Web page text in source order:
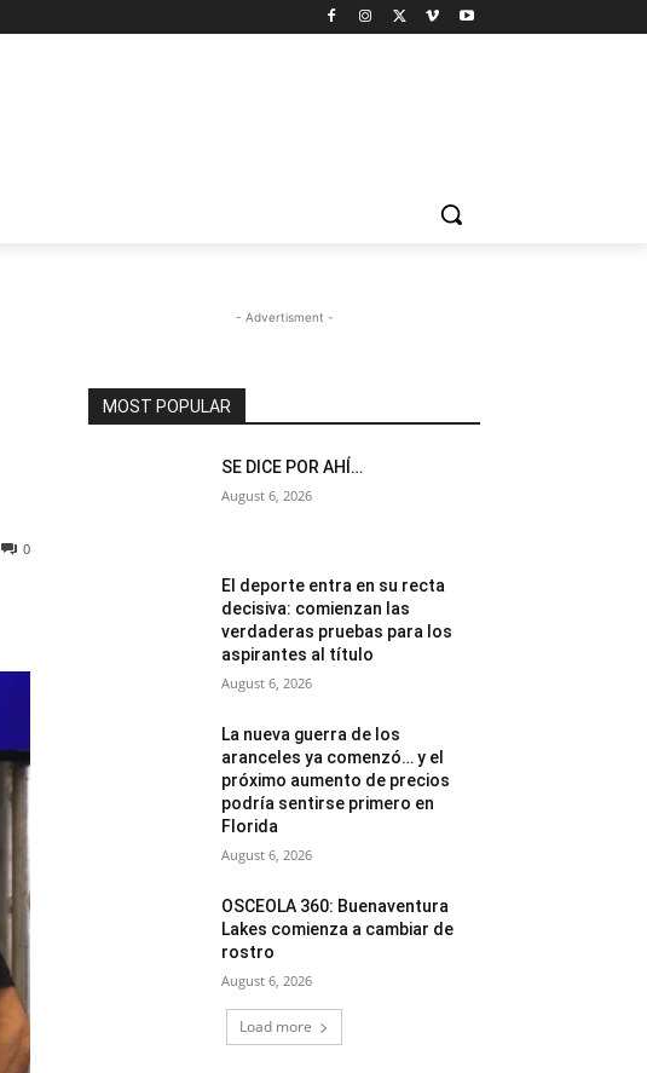
0
- Advertisment -
MOST POPULAR
SE DICE POR AHÍ…
August 6, 2026
El deporte entra en su recta
decisiva: comienzan las
verdaderas pruebas para los
aspirantes al título
August 6, 2026
La nueva guerra de los
aranceles ya comenzó… y el
próximo aumento de precios
podría sentirse primero en
Florida
August 6, 2026
OSCEOLA 360: Buenaventura
Lakes comienza a cambiar de
rostro
August 6, 2026
Load more